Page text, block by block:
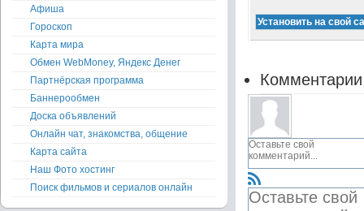
Афиша
Гороскоп
Карта мира
Обмен WebMoney, Яндекс Денег
Партнёрская программа
Баннерообмен
Доска объявлений
Онлайн чат, знакомства, общение
Карта сайта
Наш Фото хостинг
Поиск фильмов и сериалов онлайн